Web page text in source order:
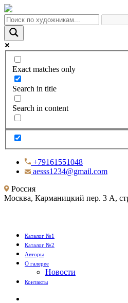
Exact matches only
Search in title
Search in content
+79161551048
aesss1234@gmail.com
Россия
Москва, Карманицкий пер. 3 А,
Каталог №1
Каталог №2
Авторы
О галерее
Новости
Контакты